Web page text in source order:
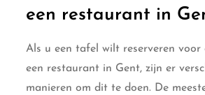
een restaurant in
Als u een tafel wilt reserveren voor
een restaurant in Gent, zijn er
manieren om dit te doen. De